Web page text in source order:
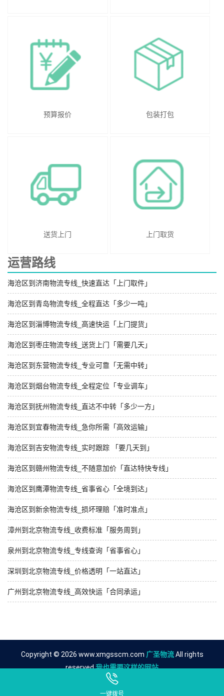
预算报价 包装打包
送货上门 上门取货
运营路线
海沧区到济南物流专线_快速直达「上门取件」
海沧区到青岛物流专线_全程直达「多少一吨」
海沧区到淄博物流专线_高速快运「上门提货」
海沧区到枣庄物流专线_送货上门「需要几天」
海沧区到东营物流专线_专业可靠「无需中转」
海沧区到烟台物流专线_全程定位「专业调车」
海沧区到抚州物流专线_直达不中转「多少一方」
海沧区到宜春物流专线_急你所需「高效运输」
海沧区到吉安物流专线_实时跟踪 「要几天到」
海沧区到赣州物流专线_不随意加价「直达特快专线」
海沧区到鹰潭物流专线_省事省心「全境到达」
海沧区到新余物流专线_损坏理赔「准时准点」
漳州到北京物流专线_收费标准「服务周到」
泉州到北京物流专线_专线查询「省事省心」
深圳到北京物流专线_价格透明「一站直达」
广州到北京物流专线_高效快运「合同承运」
Copyright © 2026 www.xmgsscm.com 广圣物流All rights
reserved.我也需要这样的网站
一键拨号